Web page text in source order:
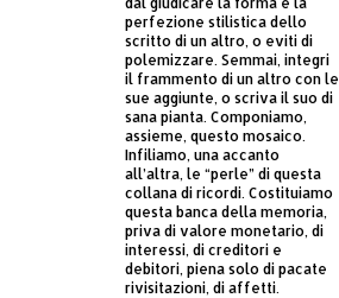
perfezione stilistica dello
scritto di un altro, o eviti di
polemizzare. Semmai, integri
il frammento di un altro con le
sue aggiunte, o scriva il suo di
sana pianta. Componiamo,
assieme, questo mosaico.
Infiliamo, una accanto
all’altra, le “perle” di questa
collana di ricordi. Costituiamo
questa banca della memoria,
priva di valore monetario, di
interessi, di creditori e
debitori, piena solo di pacate
rivisitazioni, di affetti.